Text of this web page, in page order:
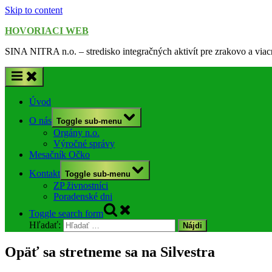
Skip to content
HOVORIACI WEB
SINA NITRA n.o. – stredisko integračných aktivít pre zrakovo a
Úvod
O nás Toggle sub-menu
Orgány n.o.
Výročné správy
Mesačník Očko
Kontakt Toggle sub-menu
ZP živnostníci
Poradenské dni
Toggle search form
Hľadať:
Opäť sa stretneme sa na Silvestra